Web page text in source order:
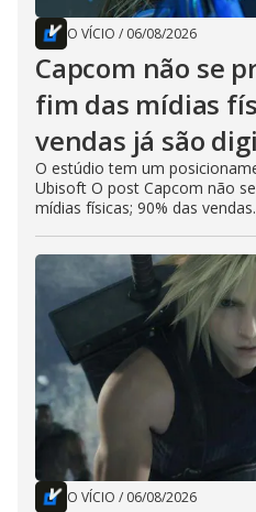
O VÍCIO / 06/08/2026
Capcom não se
fim das mídias
vendas já são
O estúdio tem um
Ubisoft O post Capcom não
mídias físicas; 90% das
O VÍCIO / 06/08/2026